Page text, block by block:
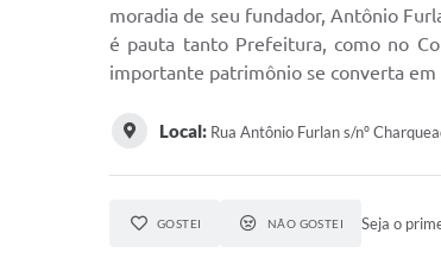
moradia de seu fundador, Antônio
é pauta tanto Prefeitura, como no
importante patrimônio se converta
Local: Rua Antônio Furlan s/nº
GOSTEI NÃO GOSTEI Seja o